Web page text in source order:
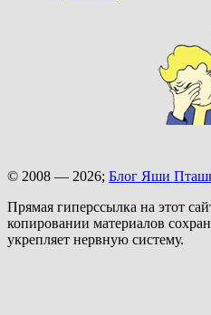
© 2008 — 2026; Блог Яши
Прямая гиперссылка на этот
копировании материалов
укрепляет нервную систему.